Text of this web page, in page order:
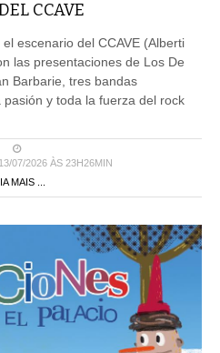
CCAVE
escenario del CCAVE (Alberti
las presentaciones de Los De
Barbarie, tres bandas
y toda la fuerza del rock
07/2026 ÀS 23H26MIN
MAIS ...